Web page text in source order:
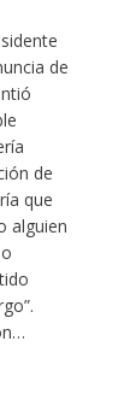
de
de
que
alguien